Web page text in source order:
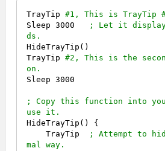
TrayTip #1, This is TrayTip
Sleep 3000
; Let it
ds.
HideTrayTip()
TrayTip #2, This is the
on.
Sleep 3000
; Copy this function into
use it.
HideTrayTip() {
    TrayTip
; Attempt to
mal way.